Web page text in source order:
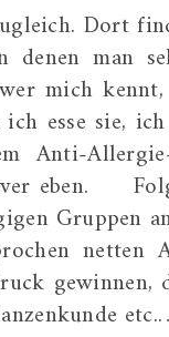
Dort
man
mich
esse sie,
Anti-
eben.
Gruppen
netten
gewinnen,